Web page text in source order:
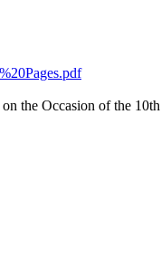
the Occasion of the